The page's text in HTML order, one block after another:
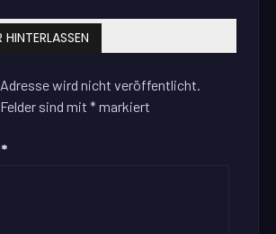
wird nicht veröffentlicht.
sind mit*markiert
*